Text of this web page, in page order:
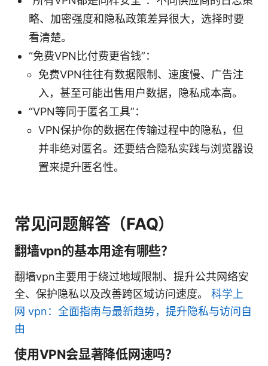
略、加密强度和隐私政策差异很大，选择时要
看清楚。
“免费VPN比付费更省钱”：
免费VPN往往有数据限制、速度慢、广告注
入，甚至可能出售用户数据，隐私成本高。
“VPN等同于匿名工具”：
VPN保护你的数据在传输过程中的隐私，但
并非绝对匿名。还要结合隐私实践与浏览器设
置来提升匿名性。
常见问题解答（FAQ）
翻墙vpn的基本用途有哪些？
翻墙vpn主要用于绕过地域限制、提升公共网络安
全、保护隐私以及改善跨区域访问速度。 科学上
网 vpn：全面指南与最新趋势，提升隐私与访问自
由
使用VPN会显著降低网速吗？